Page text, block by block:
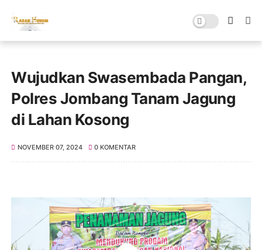
Wujudkan Swasembada Pangan,
Polres Jombang Tanam Jagung
di Lahan Kosong
NOVEMBER 07, 2024 0 KOMENTAR